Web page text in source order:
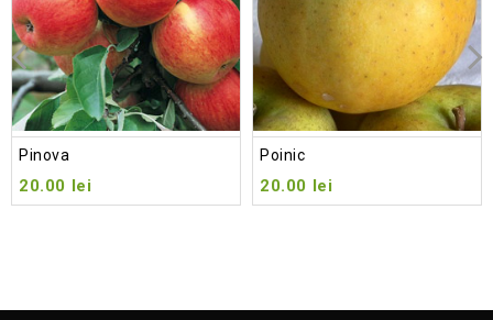
Pinova
20.00 lei
Poinic
20.00 lei